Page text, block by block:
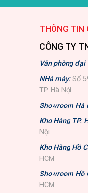
THÔNG TIN
CÔNG TY
Văn phòng đại
NHà máy: Số
TP. Hà Nội
Showroom Hà
Kho Hàng TP.
Nội
Kho Hàng Hồ
HCM
Showroom Hồ
HCM